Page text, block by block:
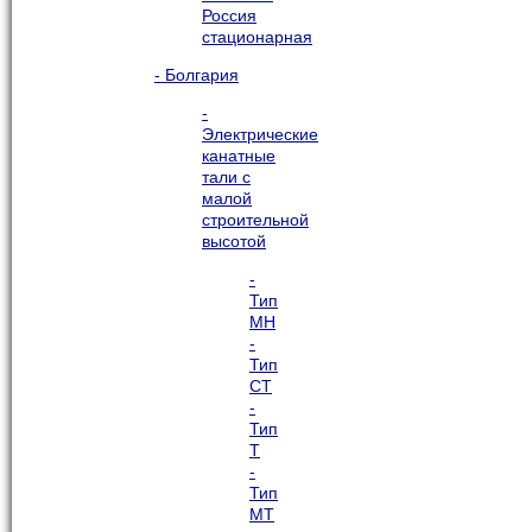
Россия
стационарная
- Болгария
-
Электрические
канатные
тали с
малой
строительной
высотой
-
Тип
МН
-
Тип
СТ
-
Тип
Т
-
Тип
МТ